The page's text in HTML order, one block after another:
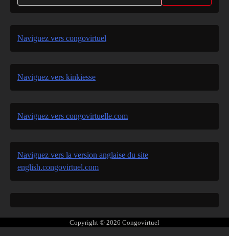
Naviguez vers congovirtuel
Naviguez vers kinkiesse
Naviguez vers congovirtuelle.com
Naviguez vers la version anglaise du site
english.congovirtuel.com
Copyright © 2026 Congovirtuel